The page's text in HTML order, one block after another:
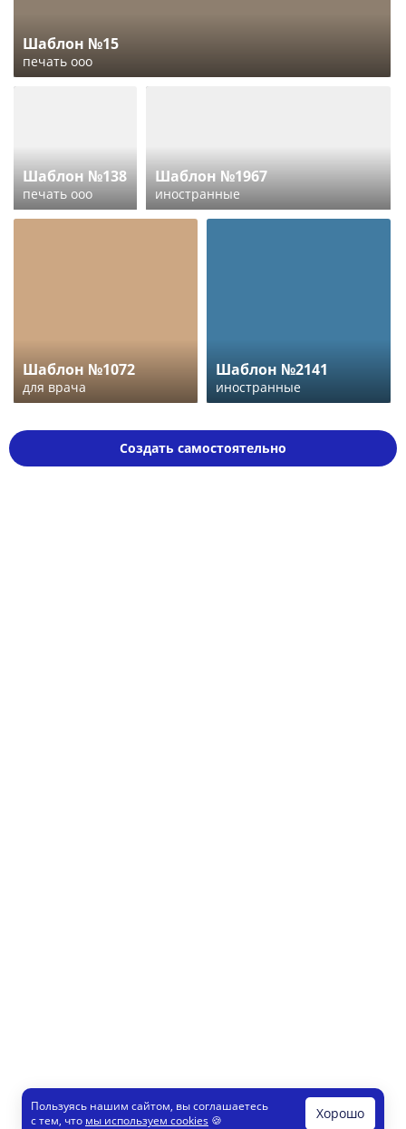
Шаблон №15
печать ооо
Шаблон №138
печать ооо
Шаблон №1967
иностранные
Шаблон №1072
для врача
Шаблон №2141
иностранные
Создать самостоятельно
Пользуясь нашим сайтом, вы соглашаетесь
с тем, что мы используем cookies 🍪 Хорошо